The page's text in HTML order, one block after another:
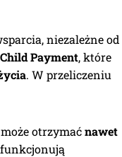
niezależne od
Payment, które
. W przeliczeniu
otrzymaćnawet
funkcjonują